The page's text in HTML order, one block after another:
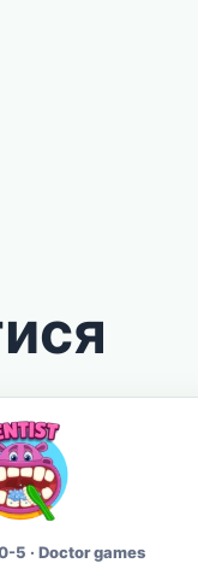
5 · Doctor games